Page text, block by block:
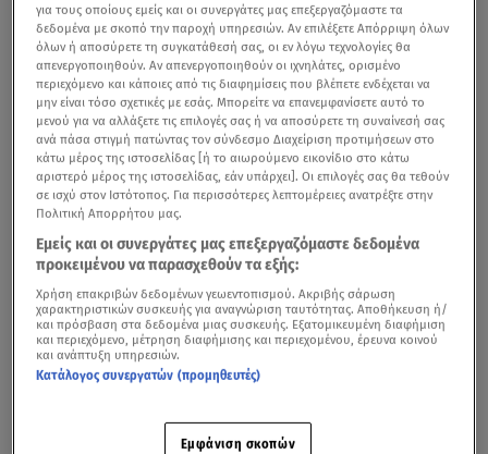
για τους οποίους εμείς και οι συνεργάτες μας επεξεργαζόμαστε τα
δεδομένα με σκοπό την παροχή υπηρεσιών. Αν επιλέξετε Απόρριψη όλων
όλων ή αποσύρετε τη συγκατάθεσή σας, οι εν λόγω τεχνολογίες θα
απενεργοποιηθούν. Αν απενεργοποιηθούν οι ιχνηλάτες, ορισμένο
περιεχόμενο και κάποιες από τις διαφημίσεις που βλέπετε ενδέχεται να
μην είναι τόσο σχετικές με εσάς. Μπορείτε να επανεμφανίσετε αυτό το
μενού για να αλλάξετε τις επιλογές σας ή να αποσύρετε τη συναίνεσή σας
ανά πάσα στιγμή πατώντας τον σύνδεσμο Διαχείριση προτιμήσεων στο
κάτω μέρος της ιστοσελίδας [ή το αιωρούμενο εικονίδιο στο κάτω
αριστερό μέρος της ιστοσελίδας, εάν υπάρχει]. Οι επιλογές σας θα τεθούν
σε ισχύ στον Ιστότοπος. Για περισσότερες λεπτομέρειες ανατρέξτε στην
Πολιτική Απορρήτου μας.
Εμείς και οι συνεργάτες μας επεξεργαζόμαστε δεδομένα
προκειμένου να παρασχεθούν τα εξής:
Χρήση επακριβών δεδομένων γεωεντοπισμού. Ακριβής σάρωση
χαρακτηριστικών συσκευής για αναγνώριση ταυτότητας. Αποθήκευση ή/
και πρόσβαση στα δεδομένα μιας συσκευής. Εξατομικευμένη διαφήμιση
και περιεχόμενο, μέτρηση διαφήμισης και περιεχομένου, έρευνα κοινού
και ανάπτυξη υπηρεσιών.
Κατάλογος συνεργατών (προμηθευτές)
Εμφάνιση σκοπών